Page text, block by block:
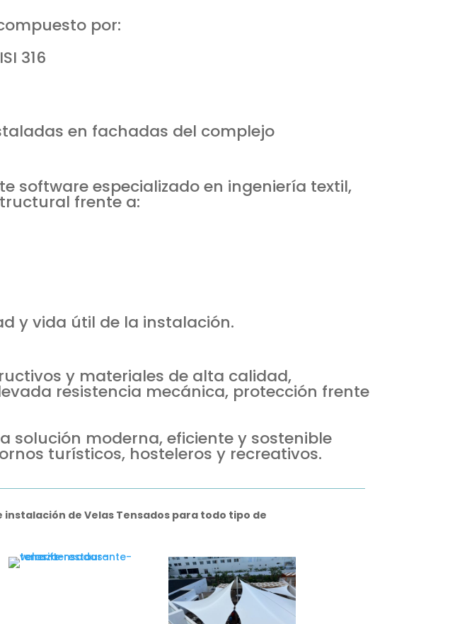
por:
316
en fachadas del complejo
software especializado en ingeniería textil,
frente a:
y vida útil de la instalación.
y materiales de alta calidad,
resistencia mecánica, protección frente
solución moderna, eficiente y sostenible
turísticos, hosteleros y recreativos.
de Velas Tensados para todo tipo de